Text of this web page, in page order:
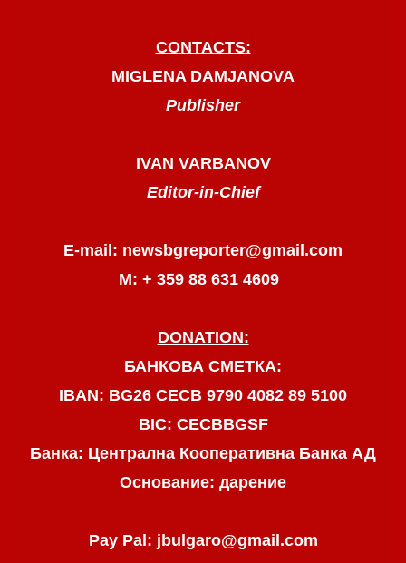
CONTACTS:
MIGLENA DAMJANOVA
Publisher
IVAN VARBANOV
Editor-in-Chief
E-mail: newsbgreporter@gmail.com
М: + 359 88 631 4609
DONATION:
БАНКОВА СМЕТКА:
IBAN: BG26 CECB 9790 4082 89 5100
BIC: CECBBGSF
Банка: Централна Кооперативна Банка АД
Основание: дарение
Pay Pal: jbulgaro@gmail.com